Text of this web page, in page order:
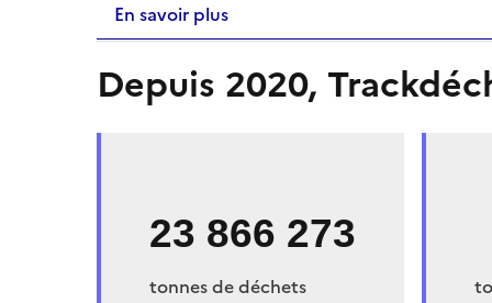
En savoir plus
Depuis 2020,
23 866 273
tonnes de déchets